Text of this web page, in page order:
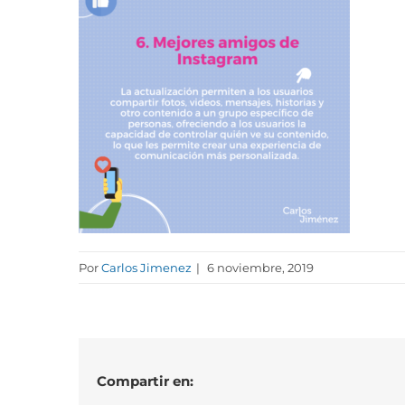
PorCarlos Jimenez | 6 noviembre, 2019
Compartir en: